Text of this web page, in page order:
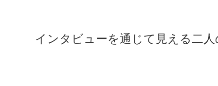
インタビューを通じて見える二